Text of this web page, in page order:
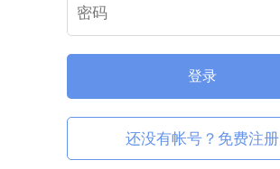
登录
还没有帐号？免费注册